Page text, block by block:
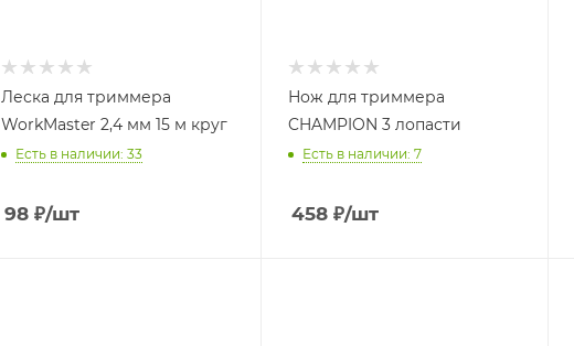
Леска для триммера
WorkMaster 2,4 мм 15 м круг
Есть в наличии: 33
98 ₽/шт
Нож для триммера
CHAMPION 3 лопасти
Есть в наличии: 7
458₽/шт